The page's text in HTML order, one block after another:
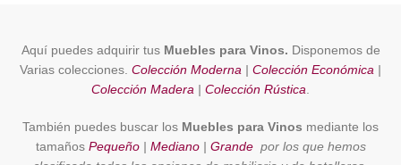
Aquí puedes adquirir tus Muebles para Vinos. Disponemos de
Varias colecciones. Colección Moderna | Colección Económica |
Colección Madera | Colección Rústica.
También puedes buscar los Muebles para Vinos mediante los
tamaños Pequeño | Mediano | Grande por los que hemos